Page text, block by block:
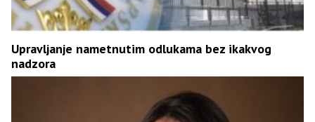
Upravljanje nametnutim odlukama bez ikakvog
nadzora